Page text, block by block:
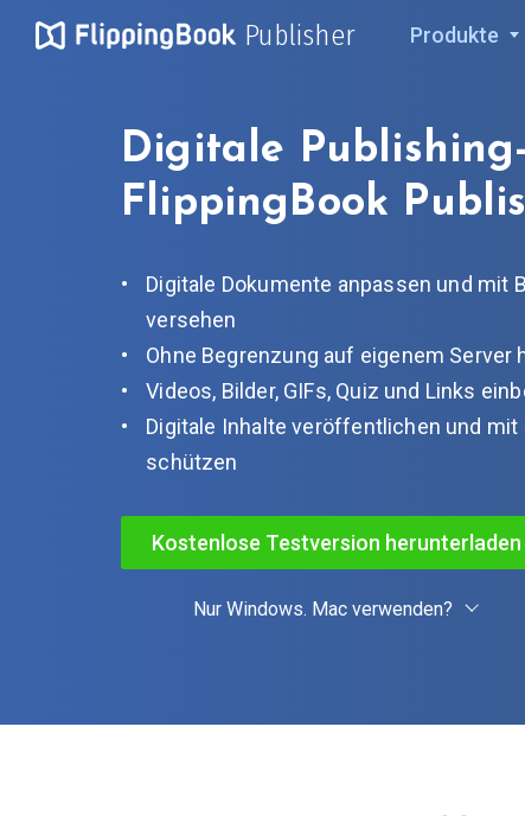
Publisher Produkte
Digitale
FlippingBook
Digitale Dokumente anpassen und mit
versehen
Ohne Begrenzung auf eigenem Server
Videos, Bilder, GIFs, Quiz und Links
Digitale Inhalte veröffentlichen und mit
schützen
Kostenlose Testversion herunterladen
Nur Windows. Mac verwenden?